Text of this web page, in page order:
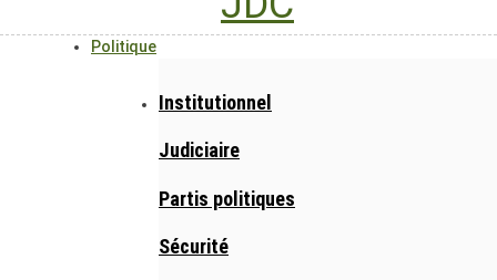
Politique
Institutionnel
Judiciaire
Partis politiques
Sécurité